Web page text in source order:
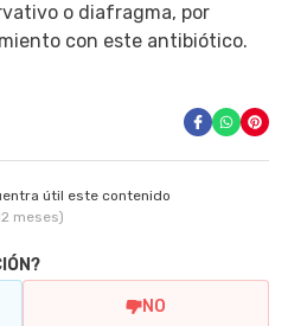
o diafragma, por
con este antibiótico.
útil este contenido
meses)
NO